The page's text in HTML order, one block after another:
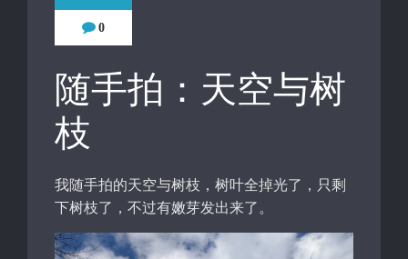
0
随手拍：天空与树
枝
我随手拍的天空与树枝，树叶全掉光了，只剩
下树枝了，不过有嫩芽发出来了。